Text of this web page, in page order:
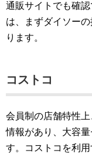
通販サイトでも確
は、まずダイソー
ります。
コストコ
会員制の店舗特性
情報があり、大容
す。コストコを利